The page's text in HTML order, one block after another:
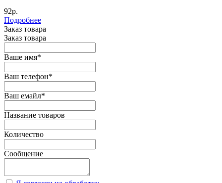
92р.
Подробнее
Заказ товара
Заказ товара
Ваше имя*
Ваш телефон*
Ваш емайл*
Название товаров
Количество
Сообщение